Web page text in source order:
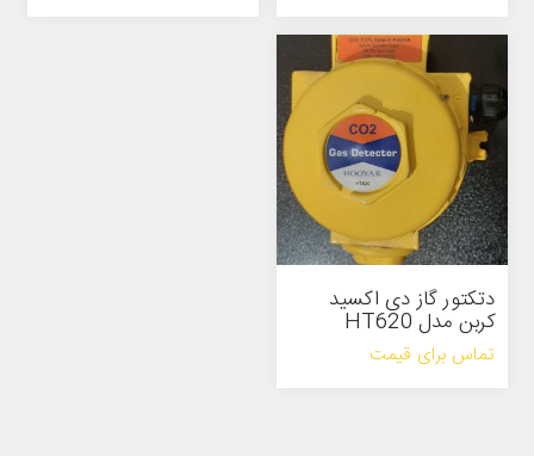
دتکتور گاز دی اکسید
کربن مدل HT620
تماس برای قیمت